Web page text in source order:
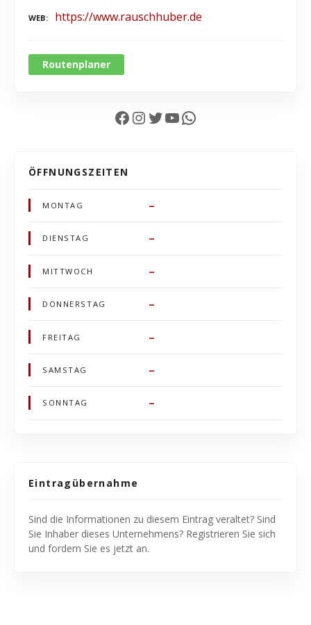
WEB https://www.rauschhuber.de
Routenplaner
Facebook InstagramTwitter YouTube WhatsApp
ÖFFNUNGSZEITEN
MONTAG –
DIENSTAG –
MITTWOCH –
DONNERSTAG –
FREITAG –
SAMSTAG –
SONNTAG –
Eintragübernahme
Sind die Informationen zu diesem Eintrag veraltet? Sind
Sie Inhaber dieses Unternehmens? Registrieren Sie sich
und fordern Sie es jetzt an.